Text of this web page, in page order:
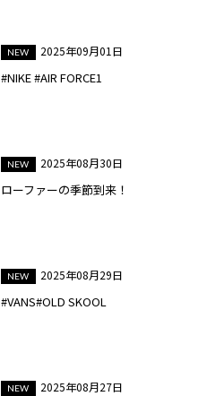
2025年09月01日
#NIKE #AIR FORCE1
2025年08月30日
ローファーの季節到来！
2025年08月29日
#VANS#OLD SKOOL
2025年08月27日